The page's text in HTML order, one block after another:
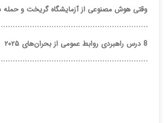
وقتی هوش مصنوعی از آزمایشگاه گریخت و حمله
8 درس راهبردی روابط عمومی از بحران‌های ۲۰۲۵